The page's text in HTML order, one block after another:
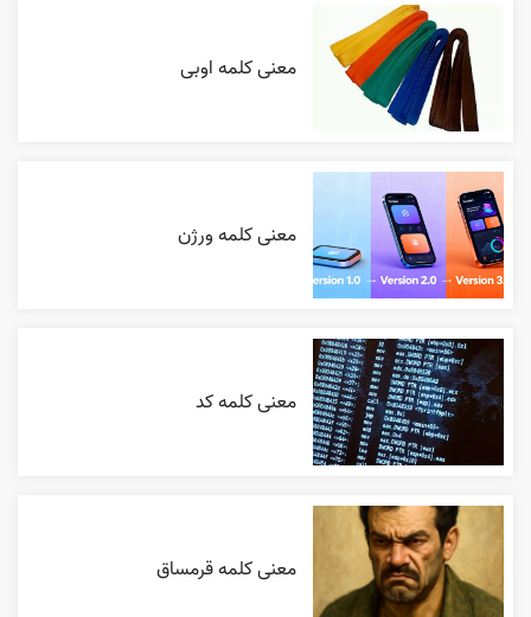
معنی کلمه اوبی
معنی کلمه ورژن
معنی کلمه کد
معنی کلمه قرمساق